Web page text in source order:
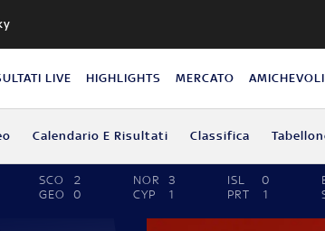
LIVE HIGHLIGHTS MERCATO AMICHEVOLI
Calendario E Risultati Classifica
SCO
2
GEO
0
NOR
3
CYP
1
ISL
0
PRT
1